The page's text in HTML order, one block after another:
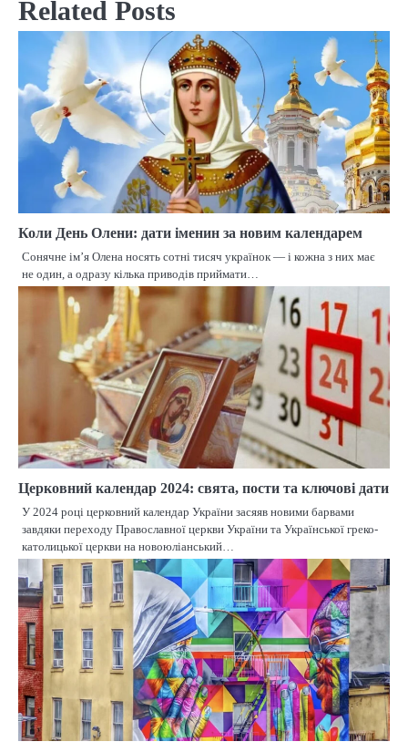
Related Posts
Коли День Олени: дати іменин за новим календарем
Сонячне ім’я Олена носять сотні тисяч українок — і кожна з них має
не один, а одразу кілька приводів приймати…
Церковний календар 2024: свята, пости та ключові дати
У 2024 році церковний календар України засяяв новими барвами
завдяки переходу Православної церкви України та Української греко-
католицької церкви на новоюліанський…